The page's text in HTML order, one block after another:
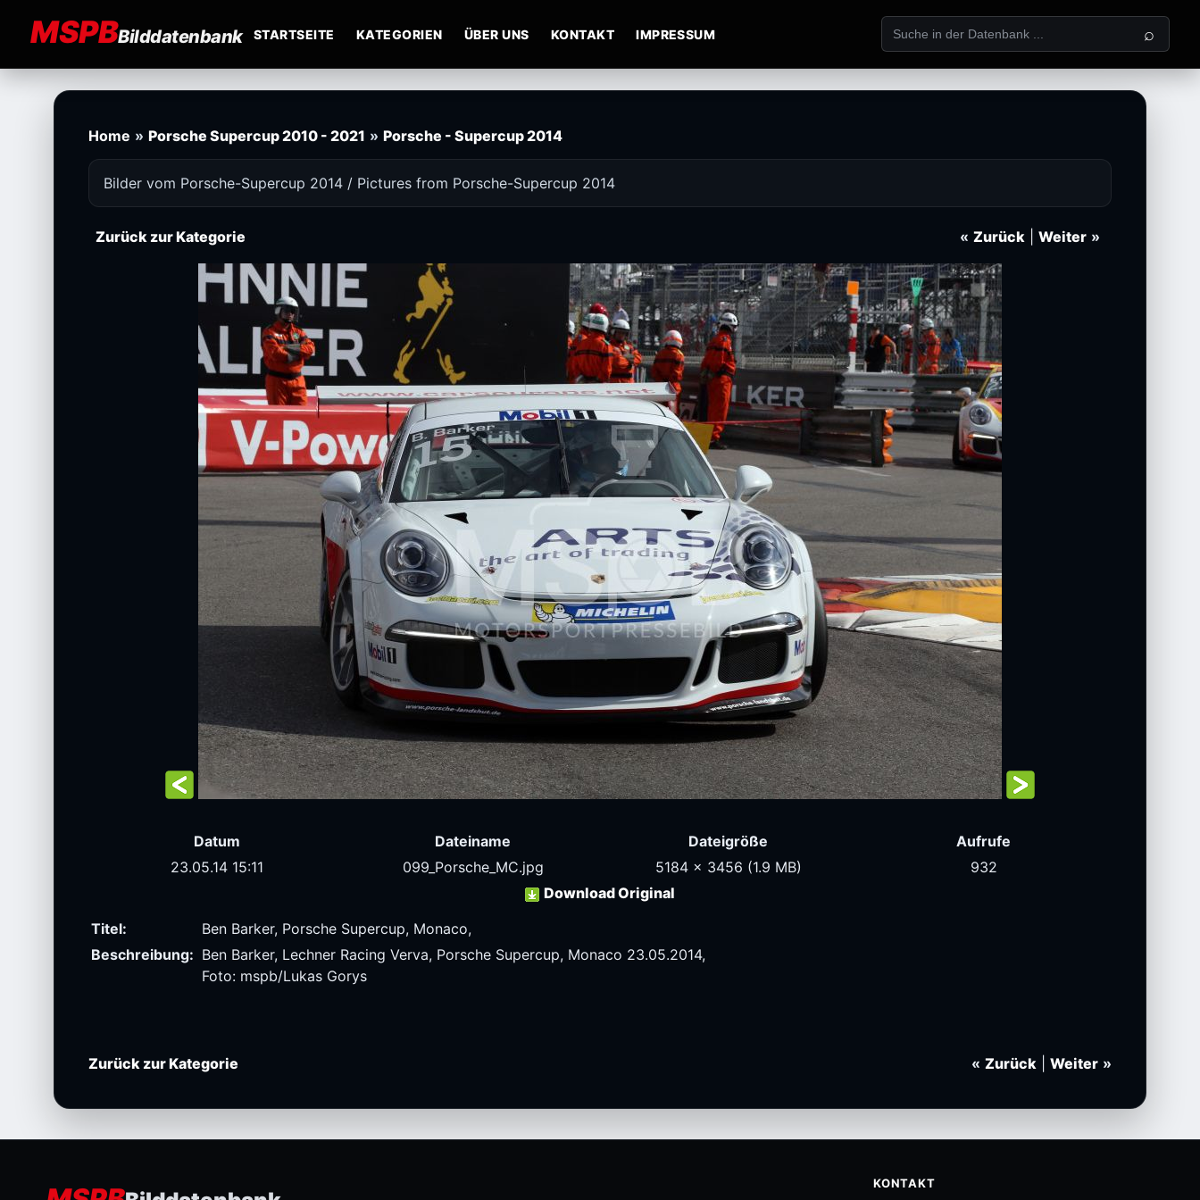
MSPBBilddatenbank STARTSEITE KATEGORIEN ÜBER UNS KONTAKT IMPRESSUM ⌕
Home » Porsche Supercup 2010 - 2021 » Porsche - Supercup 2014
Bilder vom Porsche-Supercup 2014 / Pictures from Porsche-Supercup 2014
« Zurück Weiter »
Zurück zur Kategorie
Datum Dateiname Dateigröße
Aufrufe
23.05.14 15:11
099_Porsche_MC.jpg 5184 x 3456 (1.9 MB)
932
Download Original
Titel:
Ben Barker, Porsche Supercup, Monaco,
Beschreibung: Ben Barker, Lechner Racing Verva, Porsche Supercup, Monaco 23.05.2014,
Foto: mspb/Lukas Gorys
Zurück zur Kategorie « Zurück Weiter »
KONTAKT